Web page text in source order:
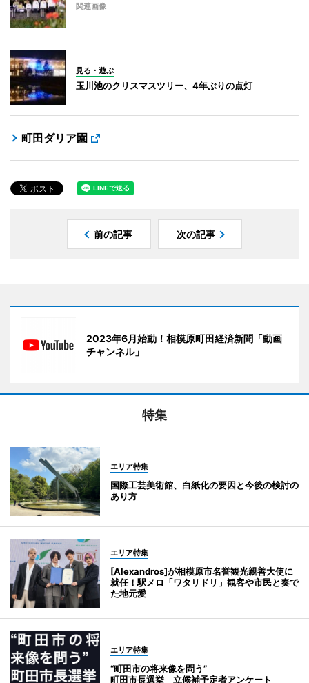
関連画像
見る・遊ぶ
玉川池のクリスマスツリー、4年ぶりの点灯
町田ダリア園
前の記事 次の記事
2023年6月始動！相模原町田経済新聞「動画
チャンネル」
特集
エリア特集
国際工芸美術館、白紙化の要因と今後の検討の
あり方
エリア特集
[Alexandros]が相模原市名誉観光親善大使に
就任！駅メロ「ワタリドリ」観客や市民と奏で
た地元愛
エリア特集
“町田市の将来像を問う”
町田市長選挙 立候補予定者アンケート